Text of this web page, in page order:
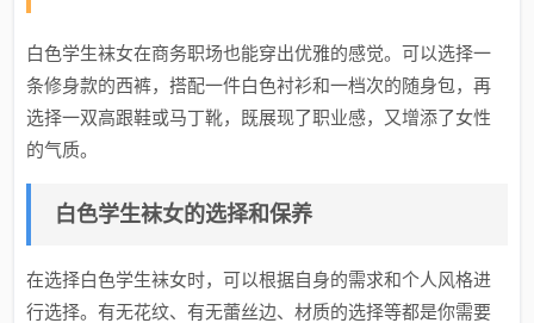
白色学生袜女在商务职场也能穿出优雅的感觉。可以选择一
条修身款的西裤，搭配一件白色衬衫和一档次的随身包，再
选择一双高跟鞋或马丁靴，既展现了职业感，又增添了女性
的气质。
白色学生袜女的选择和保养
在选择白色学生袜女时，可以根据自身的需求和个人风格进
行选择。有无花纹、有无蕾丝边、材质的选择等都是你需要